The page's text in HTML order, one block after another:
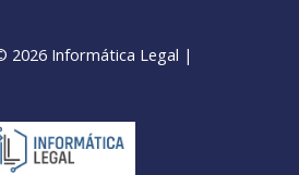
2026 Informática Legal |